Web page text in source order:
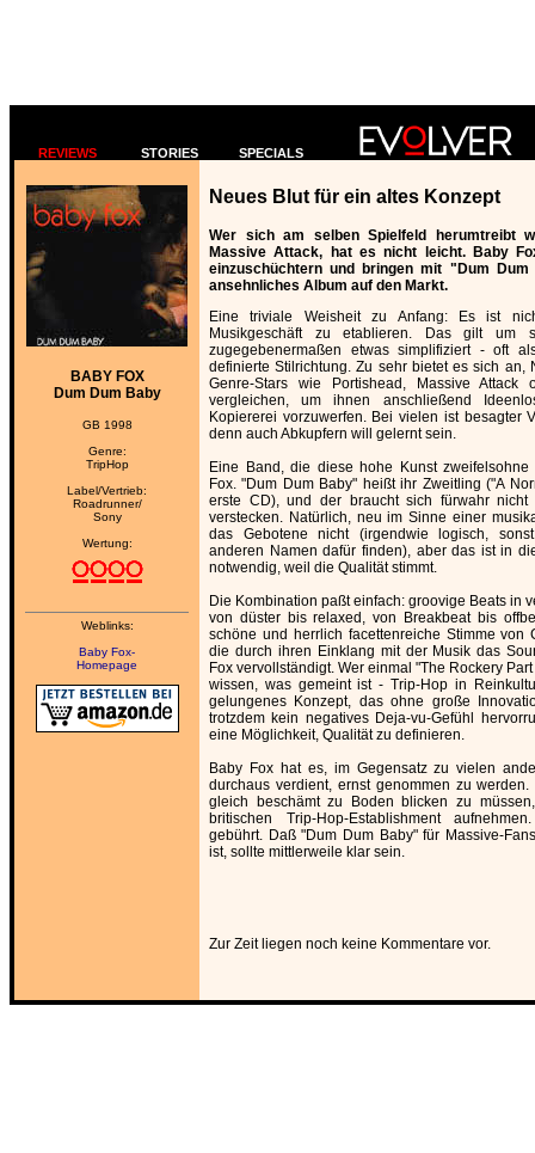
REVIEWS STORIES SPECIALS
BABY FOX
Dum Dum Baby
GB 1998
Genre:
TripHop
Label/Vertrieb:
Roadrunner/
Sony
Wertung:
Weblinks:
Baby Fox-
Homepage
Neues Blut für ein altes Konzept
Wer sich am selben Spielfeld herumtreibt
Massive Attack, hat es nicht leicht. Baby
einzuschüchtern und bringen mit "Dum
ansehnliches Album auf den Markt.
Eine triviale Weisheit zu Anfang: Es ist
Musikgeschäft zu etablieren. Das gilt
zugegebenermaßen etwas simplifiziert - oft
definierte Stilrichtung. Zu sehr bietet es sich an,
Genre-Stars wie Portishead, Massive Attack
vergleichen, um ihnen anschließend
Kopiererei vorzuwerfen. Bei vielen ist besagter
denn auch Abkupfern will gelernt sein.
Eine Band, die diese hohe Kunst zweifelsohne
Fox. "Dum Dum Baby" heißt ihr Zweitling ("A
erste CD), und der braucht sich fürwahr
verstecken. Natürlich, neu im Sinne einer
das Gebotene nicht (irgendwie logisch,
anderen Namen dafür finden), aber das ist in
notwendig, weil die Qualität stimmt.
Die Kombination paßt einfach: groovige Beats in
von düster bis relaxed, von Breakbeat bis
schöne und herrlich facettenreiche Stimme von
die durch ihren Einklang mit der Musik das
Fox vervollständigt. Wer einmal "The Rockery
wissen, was gemeint ist - Trip-Hop in
gelungenes Konzept, das ohne große
trotzdem kein negatives Deja-vu-Gefühl
eine Möglichkeit, Qualität zu definieren.
Baby Fox hat es, im Gegensatz zu vielen
durchaus verdient, ernst genommen zu
gleich beschämt zu Boden blicken zu
britischen Trip-Hop-Establishment
gebührt. Daß "Dum Dum Baby" für Massive-
ist, sollte mittlerweile klar sein.
Zur Zeit liegen noch keine Kommentare vor.